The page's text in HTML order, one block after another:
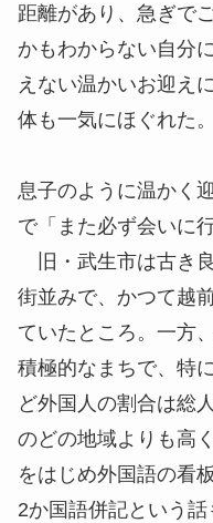
距離があり、急ぎで
かもわからない自分
えない温かいお迎え
体も一気にほぐれた。
息子のように温かく
で「また必ず会いに
旧・武生市は古き
街並みで、かつて越
ていたところ。一方
積極的なまちで、特
ど外国人の割合は総
のどの地域よりも高
をはじめ外国語の看
2か国語併記という話